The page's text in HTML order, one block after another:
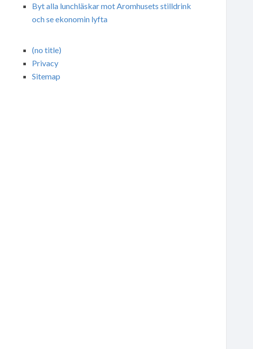
Byt alla lunchläskar mot Aromhusets stilldrink
och se ekonomin lyfta
(no title)
Privacy
Sitemap